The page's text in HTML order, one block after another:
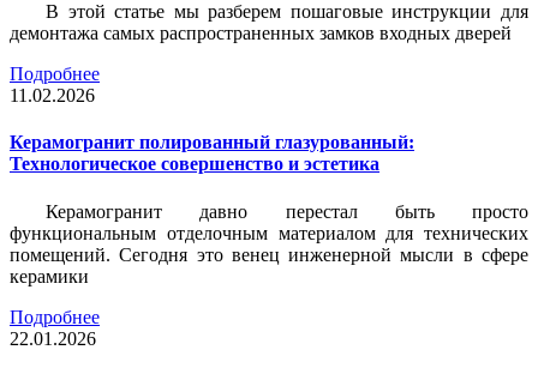
В этой статье мы разберем пошаговые инструкции для
демонтажа самых распространенных замков входных дверей
Подробнее
11.02.2026
Керамогранит полированный глазурованный:
Технологическое совершенство и эстетика
Керамогранит давно перестал быть просто
функциональным отделочным материалом для технических
помещений. Сегодня это венец инженерной мысли в сфере
керамики
Подробнее
22.01.2026